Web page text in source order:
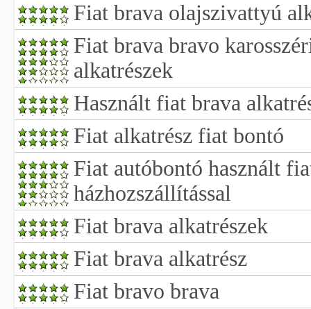
Fiat brava olajszivattyú
Fiat brava bravo
alkatrészek
Használt fiat brava
Fiat alkatrész fiat bontó
Fiat autóbontó használt
házhozszállítással
Fiat brava alkatrészek
Fiat brava alkatrész
Fiat bravo brava